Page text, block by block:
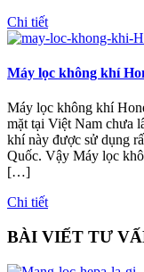
Chi tiết
Máy lọc không khí
Máy lọc không khí
mặt tại Việt Nam chưa
khí này được sử dụng
Quốc. Vậy Máy lọc
[…]
Chi tiết
BÀI VIẾT TƯ